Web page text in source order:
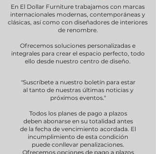
En El Dollar Furniture trabajamos con marcas
internacionales modernas, contemporáneas y
clásicas, así como con diseñadores de interiores
de renombre.
Ofrecemos soluciones personalizadas e
integrales para crear el espacio perfecto, todo
ello desde nuestro centro de diseño.
"Suscríbete a nuestro boletín para estar
al tanto de nuestras últimas noticias y
próximos eventos."
Todos los planes de pago a plazos
deben abonarse en su totalidad antes
de la fecha de vencimiento acordada. El
incumplimiento de esta condición
puede conllevar penalizaciones.
Ofrecemos opciones de pago a plazos